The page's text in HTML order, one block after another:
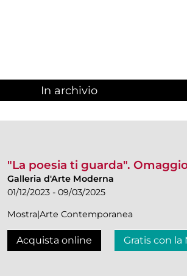
In archivio
"La poesia ti guarda".
Galleria d'Arte Moderna
01/12/2023 - 09/03/2025
Mostra|Arte Contemporanea
Acquista online Gratis con la